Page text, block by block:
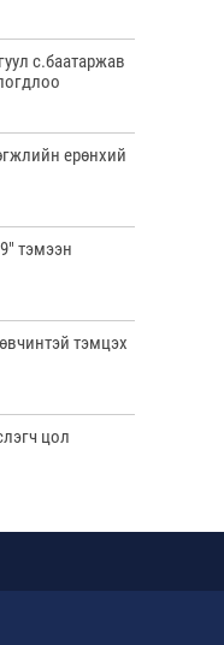
с.баатаржав
ерөнхий
тэмээн
тэмцэх
цол